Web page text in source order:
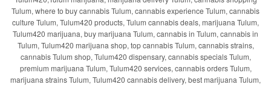
Tulum, where to buy cannabis Tulum, cannabis experience Tulum, cannabis
culture Tulum, Tulum420 products, Tulum cannabis deals, marijuana Tulum,
Tulum420 marijuana, buy marijuana Tulum, cannabis in Tulum, cannabis in
Tulum, Tulum420 marijuana shop, top cannabis Tulum, cannabis strains,
cannabis Tulum shop, Tulum420 dispensary, cannabis specials Tulum,
premium marijuana Tulum, Tulum420 services, cannabis orders Tulum,
marijuana strains Tulum, Tulum420 cannabis delivery, best marijuana Tulum,